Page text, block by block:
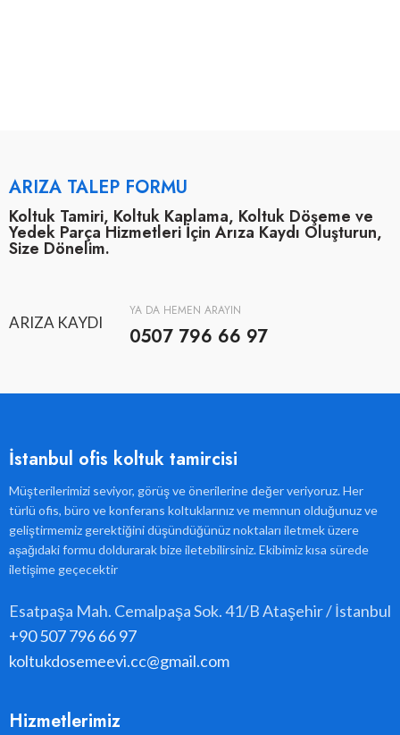
ARIZA TALEP FORMU
Koltuk Tamiri, Koltuk Kaplama, Koltuk Döşeme ve
Yedek Parça Hizmetleri İçin Arıza Kaydı Oluşturun,
Size Dönelim.
ARIZA KAYDI
YA DA HEMEN ARAYIN
0507 796 66 97
İstanbul ofis koltuk tamircisi
Müşterilerimizi seviyor, görüş ve önerilerine değer veriyoruz. Her
türlü ofis, büro ve konferans koltuklarınız ve memnun olduğunuz ve
geliştirmemiz gerektiğini düşündüğünüz noktaları iletmek üzere
aşağıdaki formu doldurarak bize iletebilirsiniz. Ekibimiz kısa sürede
iletişime geçecektir
Esatpaşa Mah. Cemalpaşa Sok. 41/B Ataşehir / İstanbul
+90 507 796 66 97
koltukdosemeevi.cc@gmail.com
Hizmetlerimiz